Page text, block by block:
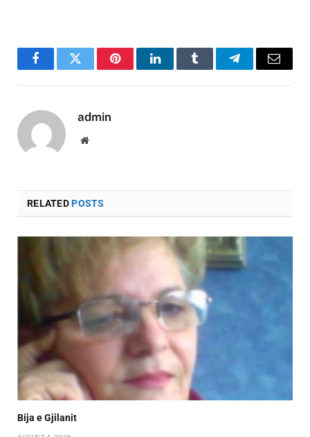
FacebookTwitter PinterestLinkedInTumblr TelegramEmail
admin
Website
RELATEDPOSTS
Bija e Gjilanit